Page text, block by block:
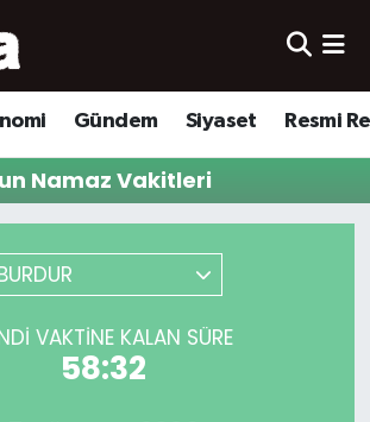
Gündem Siyaset Resmi
Namaz Vakitleri
VAKTINE KALAN SÜRE
58:32
Puan Durumu ve Fikstür